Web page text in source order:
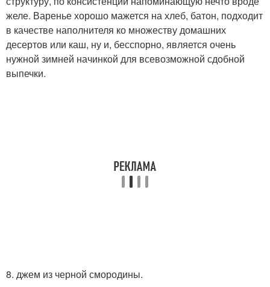
желе. Варенье хорошо мажется на хлеб, батон, подходит
в качестве наполнителя ко множеству домашних
десертов или каш, ну и, бесспорно, является очень
нужной зимней начинкой для всевозможной сдобной
выпечки.
8. джем из черной смородины.